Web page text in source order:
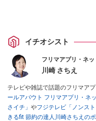
イチオシスト
フリマアプリ・ネ
川崎 さちえ
テレビや雑誌で話題のフリマア
ールアバウト フリマアプリ・
さイチ」 やフジテレビ「ノンスト
きるfit 節約の達人川崎さちえの